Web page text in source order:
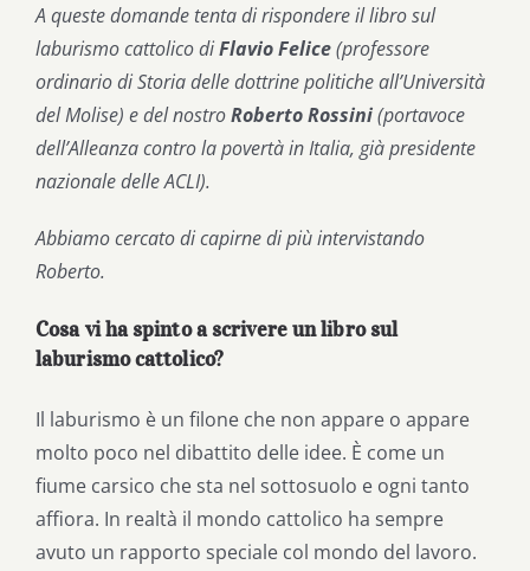
A queste domande tenta di rispondere il libro sul
laburismo cattolico diFlavio Felice(professore
ordinario di Storia delle dottrine politiche all’Università
del Molise) e del nostroRoberto Rossini(portavoce
dell’Alleanza contro la povertà in Italia, già presidente
nazionale delle ACLI).
Abbiamo cercato di capirne di più intervistando
Roberto.
Cosa vi ha spinto a scrivere un libro sul
laburismo cattolico?
Il laburismo è un filone che non appare o appare
molto poco nel dibattito delle idee. È come un
fiume carsico che sta nel sottosuolo e ogni tanto
affiora. In realtà il mondo cattolico ha sempre
avuto un rapporto speciale col mondo del lavoro.